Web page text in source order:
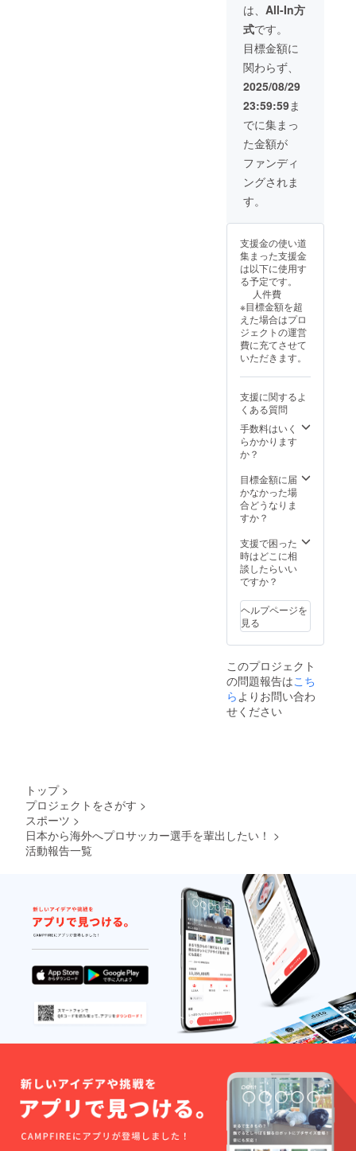
は、 All-In方
式です。
目標金額に
関わらず、
2025/08/29
23:59:59ま
でに集まっ
た金額が
ファンディ
ングされま
す。
支援金の使い道
集まった支援金
は以下に使用す
る予定です。
人件費
※目標金額を超
えた場合はプロ
ジェクトの運営
費に充てさせて
いただきます。
支援に関するよ
くある質問
手数料はいく
らかかります
か？
目標金額に届
かなかった場
合どうなりま
すか？
支援で困った
時はどこに相
談したらいい
ですか？
ヘルプページを
見る
このプロジェクト
の問題報告はこち
ら よりお問い合わ
せください
トップ >
プロジェクトをさがす >
スポーツ >
日本から海外へプロサッカー選手を輩出したい！ >
活動報告一覧